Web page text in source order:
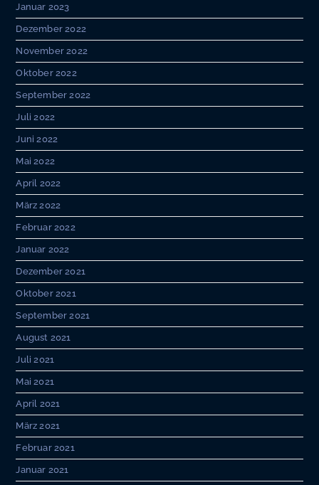
Januar 2023
Dezember 2022
November 2022
Oktober 2022
September 2022
Juli 2022
Juni 2022
Mai 2022
April 2022
März 2022
Februar 2022
Januar 2022
Dezember 2021
Oktober 2021
September 2021
August 2021
Juli 2021
Mai 2021
April 2021
März 2021
Februar 2021
Januar 2021